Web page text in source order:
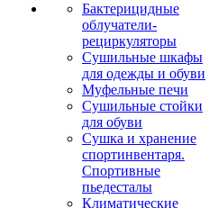
Бактерицидные
облучатели-
рециркуляторы
Сушильные шкафы
для одежды и обуви
Муфельные печи
Сушильные стойки
для обуви
Сушка и хранение
спортинвентаря.
Спортивные
пьедесталы
Климатические